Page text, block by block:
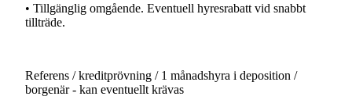
• Tillgänglig omgående. Eventuell hyresrabatt vid snabbt
tillträde.
Referens /kreditprövning /1 månadshyra i deposition /
borgenär- kan eventuellt krävas